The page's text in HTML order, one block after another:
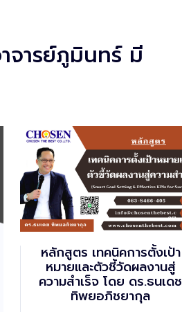
จารย์ภูมินทร์ มี
หลักสูตร เทคนิคการตั้งเป้า
หมายและตัวชี้วัดผลงานสู่
ความสำเร็จ โดย ดร.ธนเดช
ทิพยอภิชยากุล